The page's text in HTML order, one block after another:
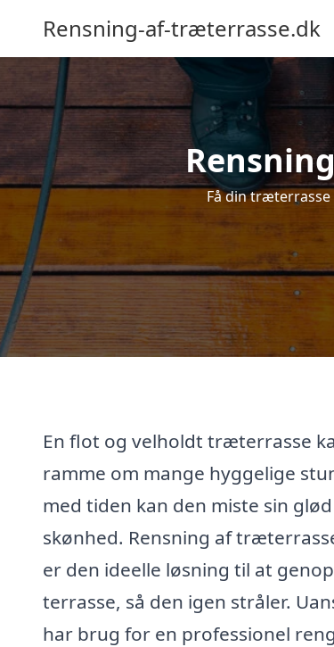
Rensning-af-træterrasse.dk
Få din træterrasse
En flot og velholdt træterrasse
ramme om mange hyggelige
med tiden kan den miste sin
skønhed. Rensning af
er den ideelle løsning til at
terrasse, så den igen stråler.
har brug for en professionel